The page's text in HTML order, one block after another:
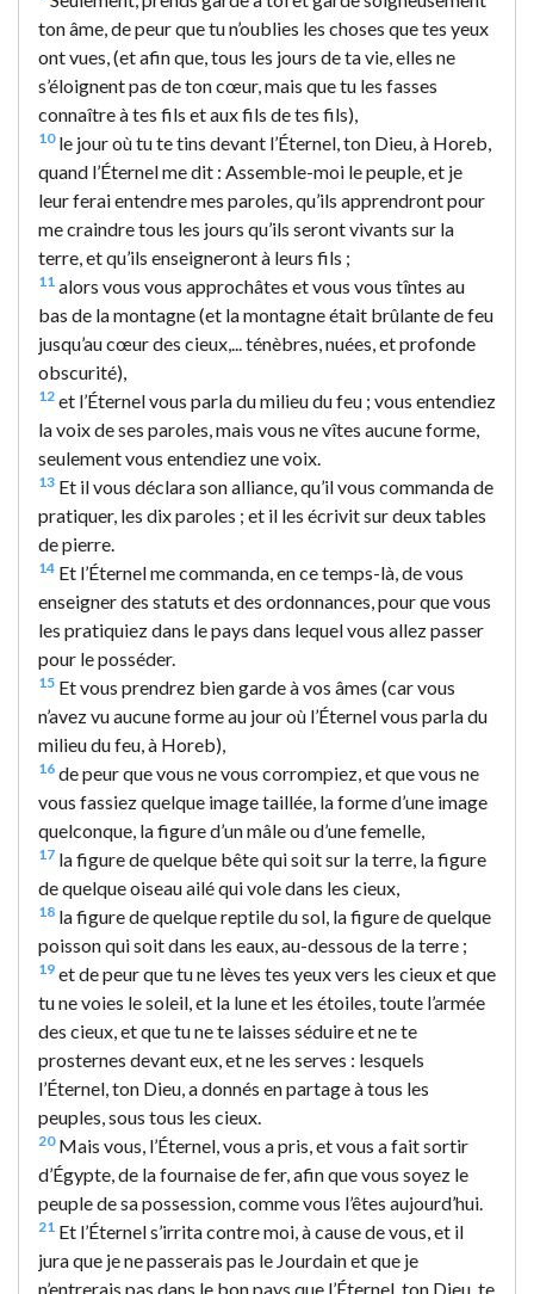
ton âme, de peur que tu n’oublies les choses que tes yeux
ont vues, (et afin que, tous les jours de ta vie, elles ne
s’éloignent pas de ton cœur, mais que tu les fasses
connaître à tes fils et aux fils de tes fils),
10le jour où tu te tins devant l’Éternel, ton Dieu, à Horeb,
quand l’Éternel me dit : Assemble-moi le peuple, et je
leur ferai entendre mes paroles, qu’ils apprendront pour
me craindre tous les jours qu’ils seront vivants sur la
terre, et qu’ils enseigneront à leurs fils ;
11 alors vous vous approchâtes et vous vous tîntes au
bas de la montagne (et la montagne était brûlante de feu
jusqu’au cœur des cieux,... ténèbres, nuées, et profonde
obscurité),
12 et l’Éternel vous parla du milieu du feu ; vous entendiez
la voix de ses paroles, mais vous ne vîtes aucune forme,
seulement vous entendiez une voix.
13 Et il vous déclara son alliance, qu’il vous commanda de
pratiquer, les dix paroles ; et il les écrivit sur deux tables
de pierre.
14 Et l’Éternel me commanda, en ce temps-là, de vous
enseigner des statuts et des ordonnances, pour que vous
les pratiquiez dans le pays dans lequel vous allez passer
pour le posséder.
15 Et vous prendrez bien garde à vos âmes (car vous
n’avez vu aucune forme au jour où l’Éternel vous parla du
milieu du feu, à Horeb),
16 de peur que vous ne vous corrompiez, et que vous ne
vous fassiez quelque image taillée, la forme d’une image
quelconque, la figure d’un mâle ou d’une femelle,
17 la figure de quelque bête qui soit sur la terre, la figure
de quelque oiseau ailé qui vole dans les cieux,
18 la figure de quelque reptile du sol, la figure de quelque
poisson qui soit dans les eaux, au-dessous de la terre ;
19 et de peur que tu ne lèves tes yeux vers les cieux et que
tu ne voies le soleil, et la lune et les étoiles, toute l’armée
des cieux, et que tu ne te laisses séduire et ne te
prosternes devant eux, et ne les serves : lesquels
l’Éternel, ton Dieu, a donnés en partage à tous les
peuples, sous tous les cieux.
20Mais vous, l’Éternel, vous a pris, et vous a fait sortir
d’Égypte, de la fournaise de fer, afin que vous soyez le
peuple de sa possession, comme vous l’êtes aujourd’hui.
21 Et l’Éternel s’irrita contre moi, à cause de vous, et il
jura que je ne passerais pas le Jourdain et que je
n’entrerais pas dans le bon pays que l’Éternel, ton Dieu, te